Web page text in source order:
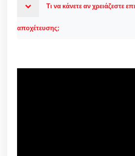
Τι να κάνετε αν χρειάζεστε
αποχέτευσης;